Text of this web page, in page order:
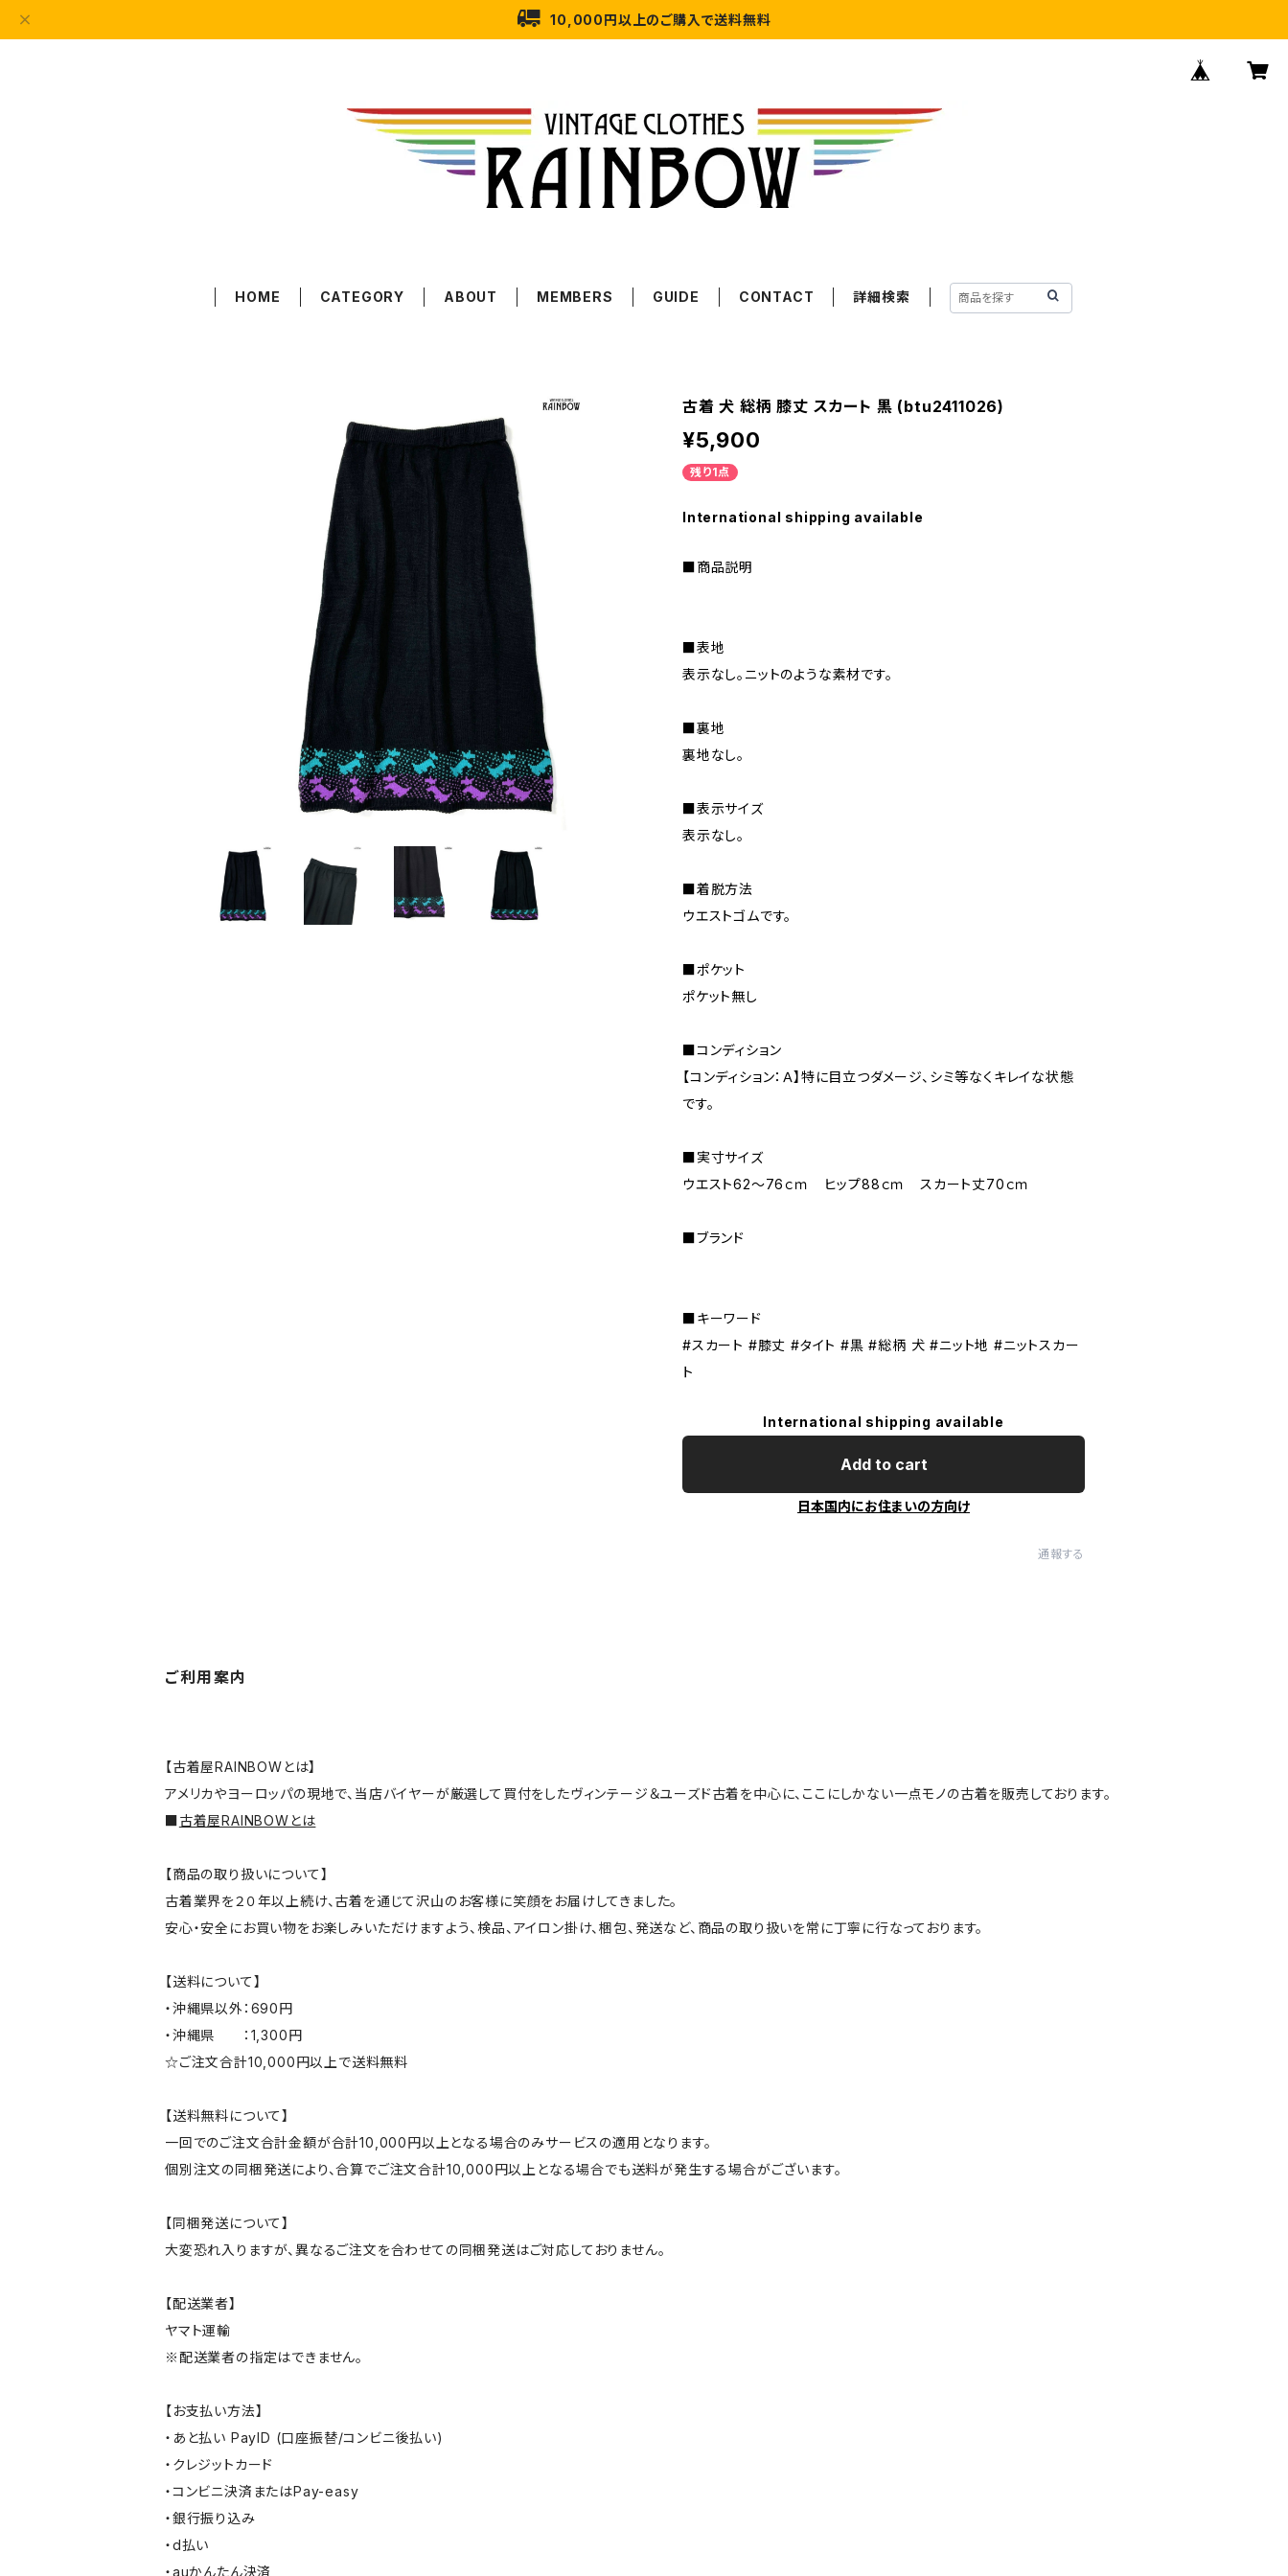
10,000円以上のご購入で送料無料
HOME CATEGORY ABOUT MEMBERS GUIDE CONTACT 詳細検索
古着 犬 総柄 膝丈 スカート 黒 (btu2411026)
¥5,900
残り1点
International shipping available
■商品説明
■表地
表示なし。ニットのような素材です。
■裏地
裏地なし。
■表示サイズ
表示なし。
■着脱方法
ウエストゴムです。
■ポケット
ポケット無し
■コンディション
【コンディション：Ａ】特に目立つダメージ、シミ等なくキレイな状態
です。
■実寸サイズ
ウエスト62～76ｃｍ ヒップ88ｃｍ スカート丈70ｃｍ
■ブランド
■キーワード
#スカート #膝丈 #タイト #黒 #総柄 犬 #ニット地 #ニットスカー
ト
International shipping available
Add to cart
日本国内にお住まいの方向け
通報する
ご利用案内
【古着屋RAINBOWとは】
アメリカやヨーロッパの現地で、当店バイヤーが厳選して買付をしたヴィンテージ＆ユーズド古着を中心に、ここにしかない一点モノの古着を販売しております。
■古着屋RAINBOWとは
【商品の取り扱いについて】
古着業界を２０年以上続け、古着を通じて沢山のお客様に笑顔をお届けしてきました。
安心・安全にお買い物をお楽しみいただけますよう、検品、アイロン掛け、梱包、発送など、商品の取り扱いを常に丁寧に行なっております。
【送料について】
・沖縄県以外：690円
・沖縄県 ：1,300円
☆ご注文合計10,000円以上で送料無料
【送料無料について】
一回でのご注文合計金額が合計10,000円以上となる場合のみサービスの適用となります。
個別注文の同梱発送により、合算でご注文合計10,000円以上となる場合でも送料が発生する場合がございます。
【同梱発送について】
大変恐れ入りますが、異なるご注文を合わせての同梱発送はご対応しておりません。
【配送業者】
ヤマト運輸
※配送業者の指定はできません。
【お支払い方法】
・あと払い PayID (口座振替/コンビニ後払い)
・クレジットカード
・コンビニ決済またはPay-easy
・銀行振り込み
・d払い
・auかんたん決済